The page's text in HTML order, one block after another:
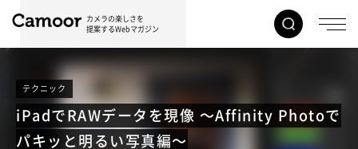
カメラの楽しさを
提案するWebマガジン
テクニック
iPadでRAWデータを現像 〜Affinity Photoで
パキッと明るい写真編〜